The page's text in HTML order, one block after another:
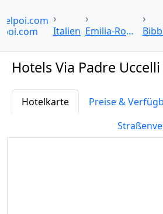
Italien
Emilia-Romagna
Hotels Via Padre
Hotelkarte
Preise &